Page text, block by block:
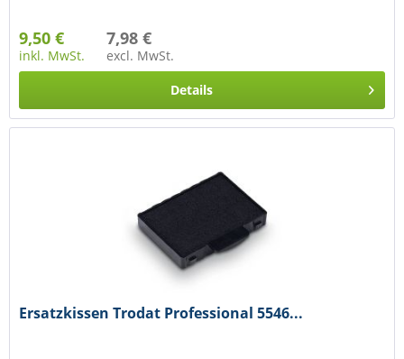
9,50 €
inkl. MwSt.
7,98 €
excl. MwSt.
Details
Ersatzkissen Trodat Professional 5546...